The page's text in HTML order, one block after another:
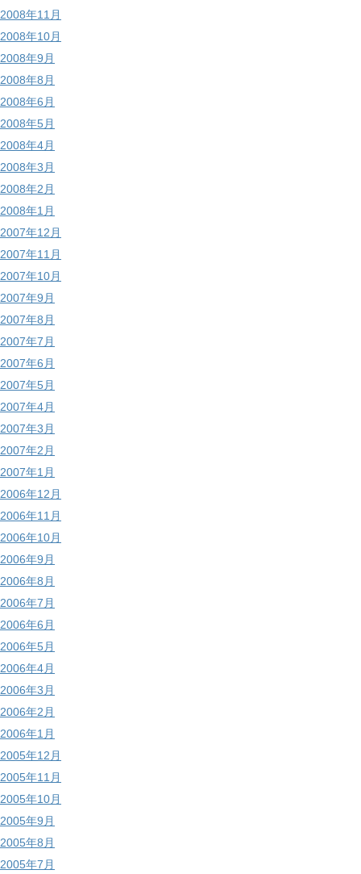
2008年11月
2008年10月
2008年9月
2008年8月
2008年6月
2008年5月
2008年4月
2008年3月
2008年2月
2008年1月
2007年12月
2007年11月
2007年10月
2007年9月
2007年8月
2007年7月
2007年6月
2007年5月
2007年4月
2007年3月
2007年2月
2007年1月
2006年12月
2006年11月
2006年10月
2006年9月
2006年8月
2006年7月
2006年6月
2006年5月
2006年4月
2006年3月
2006年2月
2006年1月
2005年12月
2005年11月
2005年10月
2005年9月
2005年8月
2005年7月